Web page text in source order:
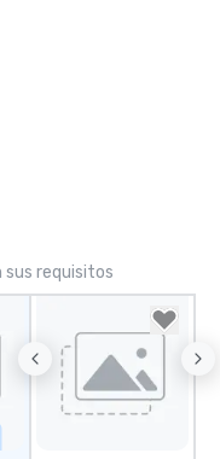
sus requisitos